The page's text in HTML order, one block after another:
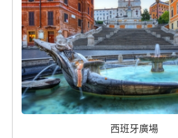
西班牙廣場